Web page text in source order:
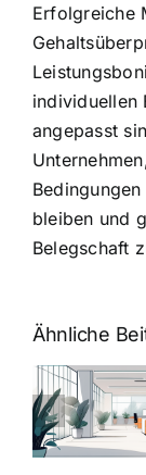
Erfolgreiche
individuellen
angepasst
bleiben und
Belegschaft
Ähnliche